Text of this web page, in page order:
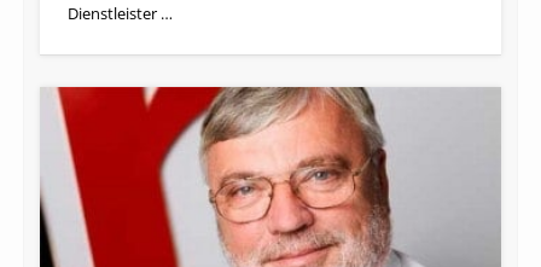
Dienstleister …